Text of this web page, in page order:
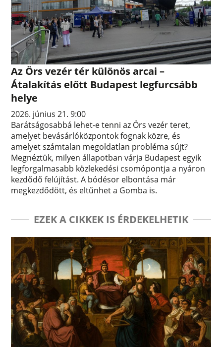
Az Örs vezér tér különös arcai –
Átalakítás előtt Budapest legfurcsább
helye
2026. június 21. 9:00
Barátságosabbá lehet-e tenni az Örs vezér teret,
amelyet bevásárlóközpontok fognak közre, és
amelyet számtalan megoldatlan probléma sújt?
Megnéztük, milyen állapotban várja Budapest egyik
legforgalmasabb közlekedési csomópontja a nyáron
kezdődő felújítást. A bódésor elbontása már
megkezdődött, és eltűnhet a Gomba is.
EZEK A CIKKEK IS ÉRDEKELHETIK